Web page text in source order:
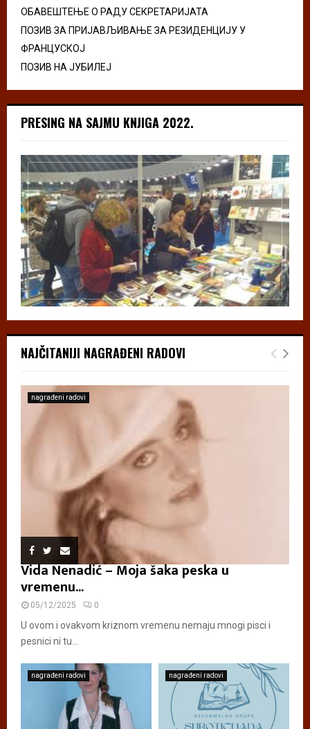
ОБАВЕШТЕЊЕ О РАДУ СЕКРЕТАРИЈАТА
ПОЗИВ ЗА ПРИЈАВЉИВАЊЕ ЗА РЕЗИДЕНЦИЈУ У
ФРАНЦУСКОЈ
ПОЗИВ НА ЈУБИЛЕЈ
PRESING NA SAJMU KNJIGA 2022.
NAJČITANIJI NAGRAĐENI RADOVI
nagrađeni radovi
Vida Nenadić – Moja šaka peska u
vremenu...
05/12/2025 0
U ovom i ovakvom kriznom vremenu nemaju mnogi pisci i
pesnici ni tu...
nagrađeni radovi nagrađeni radovi